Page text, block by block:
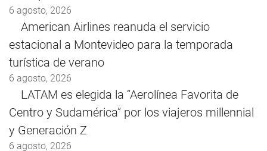
6 agosto, 2026
American Airlines reanuda el servicio
estacional a Montevideo para la temporada
turística de verano
6 agosto, 2026
LATAM es elegida la “Aerolínea Favorita de
Centro y Sudamérica” por los viajeros millennial
y Generación Z
6 agosto, 2026